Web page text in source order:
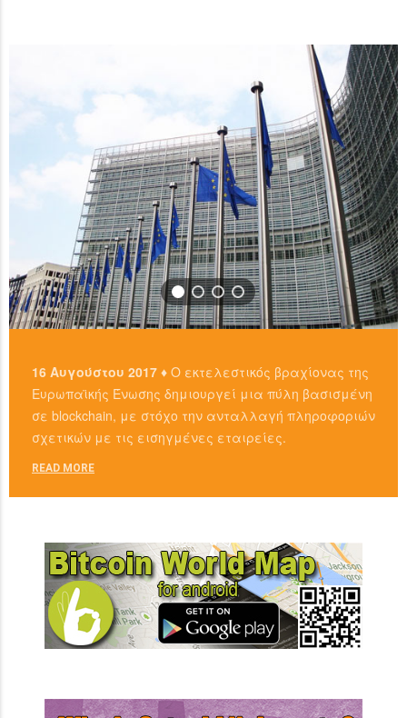
READ MORE
16 Αυγούστου 2017 ♦ Ο εκτελεστικός βραχίονας της
Ευρωπαϊκής Ένωσης δημιουργεί μια πύλη βασισμένη
σε blockchain, με στόχο την ανταλλαγή πληροφοριών
σχετικών με τις εισηγμένες εταιρείες.
READ MORE